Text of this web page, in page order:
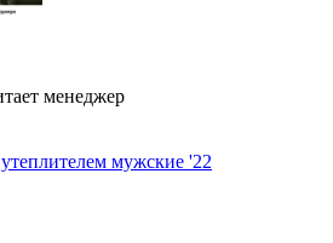
менеджер
мужские '22